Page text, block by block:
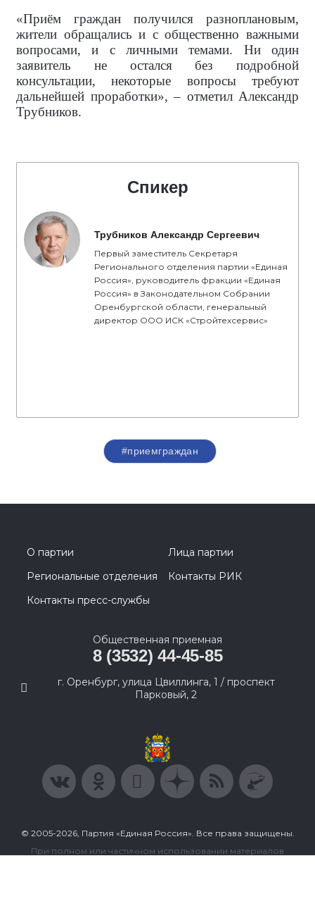
«Приём граждан получился разноплановым,
жители обращались и с общественно важными
вопросами, и с личными темами. Ни один
заявитель не остался без подробной
консультации, некоторые вопросы требуют
дальнейшей проработки», – отметил Александр
Трубников.
Спикер
Трубников Александр Сергеевич
Первый заместитель Секретаря
Регионального отделения партии «Единая
Россия», руководитель фракции «Единая
Россия» в Законодательном Собрании
Оренбургской области, генеральный
директор ООО ИСК «Стройтехсервис»
#приемграждан
О партии
Лица партии
Региональные отделения
Контакты РИК
Контакты пресс-службы
Общественная приемная
8 (3532) 44-45-85
г. Оренбург, улица Цвиллинга, 1 / проспект
Парковый, 2
© 2005-2026, Партия «Единая Россия». Все права защищены.
При полном или частичном использовании материалов